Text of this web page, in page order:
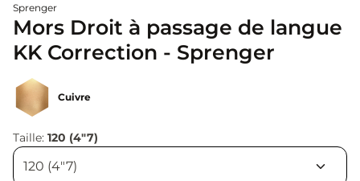
Sprenger
Mors Droit à passage de langue
KK Correction - Sprenger
Cuivre
Taille: 120 (4"7)